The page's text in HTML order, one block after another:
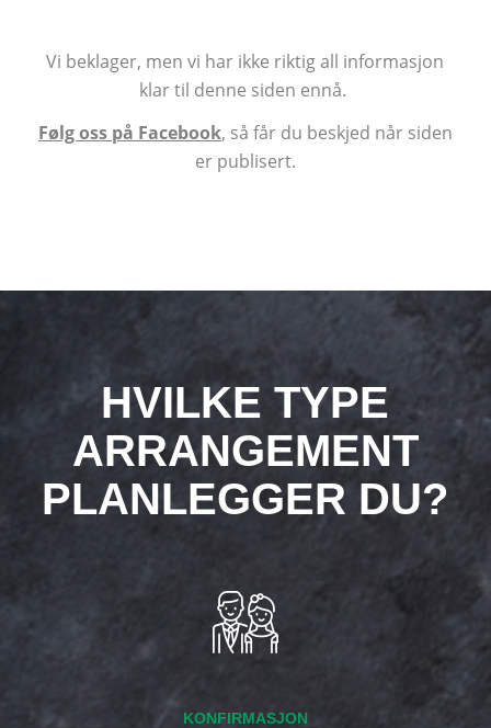
Vi beklager, men vi har ikke riktig all informasjon
klar til denne siden ennå.
Følg oss på Facebook, så får du beskjed når siden
er publisert.
HVILKE TYPE
ARRANGEMENT
PLANLEGGER DU?
KONFIRMASJON